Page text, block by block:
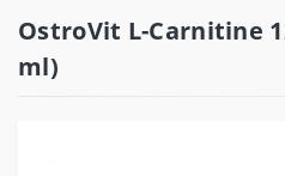
OstroVit L-Carnitine
ml)